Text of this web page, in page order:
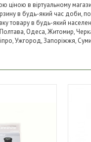
ціною в віртуальному
в будь-який час доби,
товару в будь-який
Одеса, Житомир,
Ужгород, Запоріжжя, Суми,